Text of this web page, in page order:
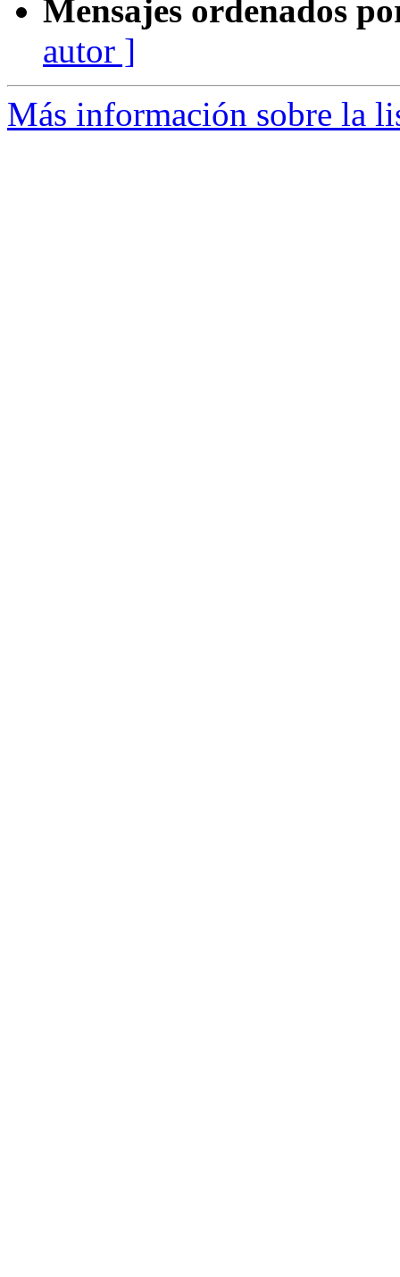
Mensajes ordenados
autor ]
Más información sobre la